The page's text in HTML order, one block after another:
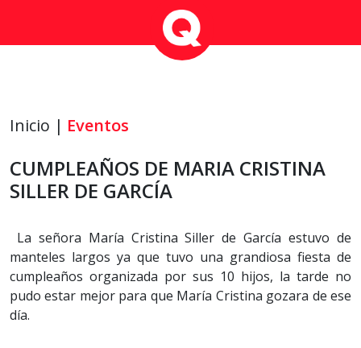
Inicio | Eventos
CUMPLEAÑOS DE MARIA CRISTINA
SILLER DE GARCÍA
La señora María Cristina Siller de García estuvo de
manteles largos ya que tuvo una grandiosa fiesta de
cumpleaños organizada por sus 10 hijos, la tarde no
pudo estar mejor para que María Cristina gozara de ese
día.